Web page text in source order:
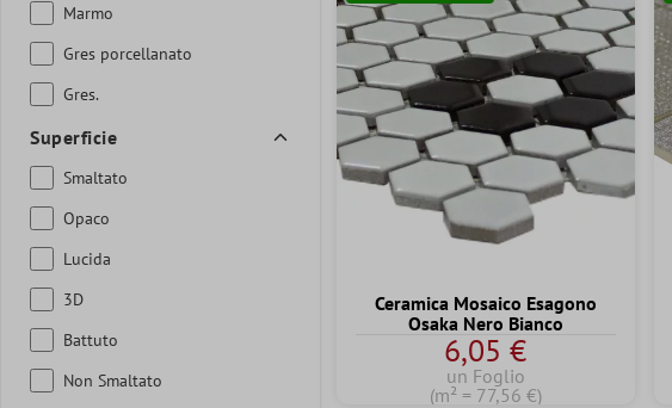
Marmo
Gres porcellanato
Gres.
Superficie
Smaltato
Opaco
Lucida
3D
Battuto
Non Smaltato
Ceramica Mosaico Esagono
Osaka Nero Bianco
6,05 €
un Foglio
(m² = 77,56 €)